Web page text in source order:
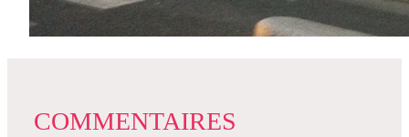
COMMENTAIRES